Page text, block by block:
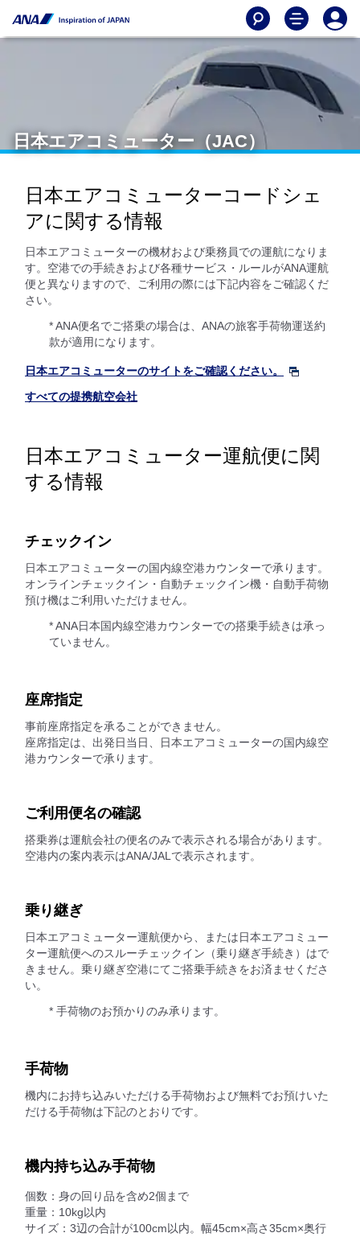
日本エアコミューター（JAC）
日本エアコミューターコードシェ
アに関する情報
日本エアコミューターの機材および乗務員での運航になりま
す。空港での手続きおよび各種サービス・ルールがANA運航
便と異なりますので、ご利用の際には下記内容をご確認くだ
さい。
* ANA便名でご搭乗の場合は、ANAの旅客手荷物運送約
款が適用になります。
日本エアコミューターのサイトをご確認ください。
すべての提携航空会社
日本エアコミューター運航便に関
する情報
チェックイン
日本エアコミューターの国内線空港カウンターで承ります。
オンラインチェックイン・自動チェックイン機・自動手荷物
預け機はご利用いただけません。
* ANA日本国内線空港カウンターでの搭乗手続きは承っ
ていません。
座席指定
事前座席指定を承ることができません。
座席指定は、出発日当日、日本エアコミューターの国内線空
港カウンターで承ります。
ご利用便名の確認
搭乗券は運航会社の便名のみで表示される場合があります。
空港内の案内表示はANA/JALで表示されます。
乗り継ぎ
日本エアコミューター運航便から、または日本エアコミュー
ター運航便へのスルーチェックイン（乗り継ぎ手続き）はで
きません。乗り継ぎ空港にてご搭乗手続きをお済ませくださ
い。
* 手荷物のお預かりのみ承ります。
手荷物
機内にお持ち込みいただける手荷物および無料でお預けいた
だける手荷物は下記のとおりです。
機内持ち込み手荷物
個数：身の回り品を含め2個まで
重量：10kg以内
サイズ：3辺の合計が100cm以内。幅45cm×高さ35cm×奥行